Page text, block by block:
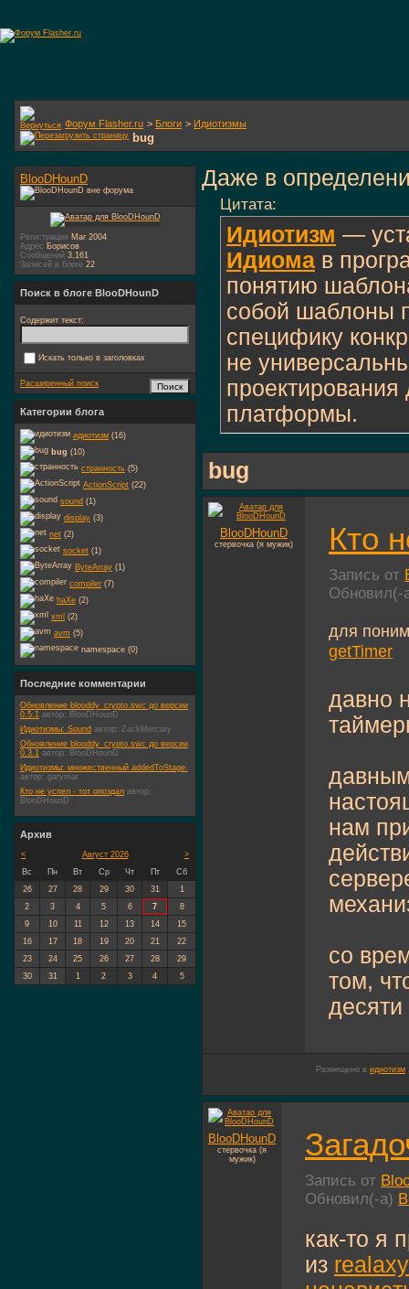
Форум Flasher.ru > Блоги > Идиотизмы
bug
Даже в
Цитата:
Идиотизм —
Идиома в
понятию
собой шаблоны
специфику
не
платформы.
bug
BlooDHounD
стервочка (я мужик) Кто
Запись от
для
getTimer
давно
нам
со
том,
десяти
Размещено в идиотизм
BlooDHounD
стервочка (я
мужик)
Запись от
Обновил(-а)
как-то я
из realaxy
BlooDHounD
Регистрация Mar 2004
Адрес Борисов
Сообщений 3,161
Записей в блоге 22
Поиск в блоге BlooDHounD
Содержит текст:
Искать только в заголовках
Расширенный поиск
Категории блога
идиотизм (16)
bug (10)
странность (5)
ActionScript (22)
sound (1)
display (3)
net (2)
socket (1)
ByteArray (1)
compiler (7)
haXe (2)
xml (2)
avm (5)
namespace (0)
Последние комментарии
Обновление blooddy_crypto.swc до версии
0.5.1 автор: BlooDHounD
Идиотизмы: Sound автор: ZackMercury
Обновление blooddy_crypto.swc до версии
0.3.1 автор: BlooDHounD
Идиотизмы: множественный addedToStage.
автор: garymar
Кто не успел - тот опоздал автор:
BlooDHounD
Архив
< >
Август 2026
Вс
Пн Вт Ср Чт Пт
Сб
26
27 28 29 30 31
1
2
3 4 5 6 7
8
9
10 11 12 13 14
15
16
17 18 19 20 21
22
23
24 25 26 27 28
29
30
31 1 2 3 4 5